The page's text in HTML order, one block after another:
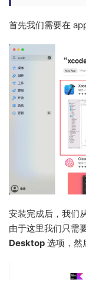
首先我们需要在
安装完成后，我们
由于这里我们只需
Desktop 选项，然